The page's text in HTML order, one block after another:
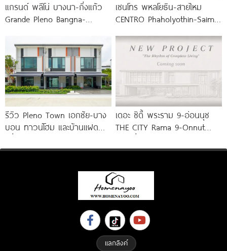
แกรนด์ พลีโน่ บางนา-กิ่งแก้ว
Grande Pleno Bangna-
ใหญ่ ปากซอย กิ่งแก้ว
เซนโทร พหลโยธิน-สายไหม
CENTRO Phaholyothin-Saimai
สายไหม ใกล้ทางด่วน 3
รีวิว Pleno Town เอกชัย-บาง
บอน ทาวน์โฮม และบ้านแฝด
Central 2
เดอะ ซิตี้ พระราม 9-อ่อนนุช
THE CITY Rama 9-Onnut
แลกลิงค์